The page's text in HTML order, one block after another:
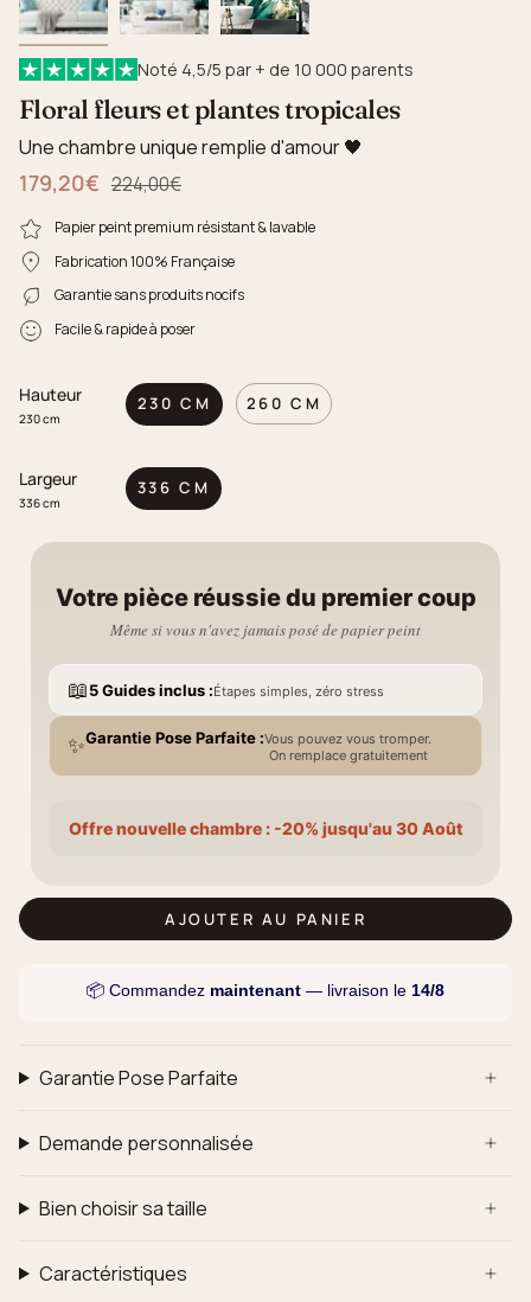
Noté 4,5/5 par + de 10 000 parents
Floral fleurs et plantes tropicales
Une chambre unique remplie d'amour 🖤
179,20€
Prix régulier224,00€
Papier peint premium résistant & lavable
Fabrication 100% Française
Garantie sans produits nocifs
Facile & rapide à poser
Hauteur
230 cm
230 CM 260 CM
Largeur
336 cm
336 CM
Votre pièce réussie du premier coup
Même si vous n'avez jamais posé de papier peint
📖5 Guides inclus :Étapes simples, zéro stress
✨Garantie Pose Parfaite :Vous pouvez vous tromper.
On remplace gratuitement
Offre nouvelle chambre : -20% jusqu'au 30 Août
AJOUTER AU PANIER
📦 Commandez maintenant — livraison le 14/8
Garantie Pose Parfaite
Demande personnalisée
Bien choisir sa taille
Caractéristiques